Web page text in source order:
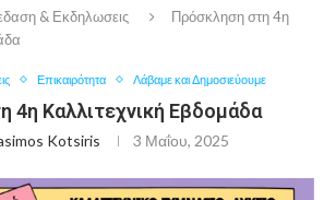
& Εκδηλωσεις
Πρόσκληση στη 4η
Επικαιρότητα Λάβαμε και Δημοσιεύουμε
4η Καλλιτεχνική Εβδομάδα
Kotsiris 3 Μαΐου, 2025